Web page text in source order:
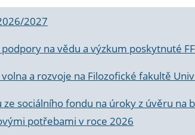
2027
na vědu a výzkum poskytnuté
a rozvoje na Filozofické fakultě
sociálního fondu na úroky z úvěru na
potřebami v roce 2026